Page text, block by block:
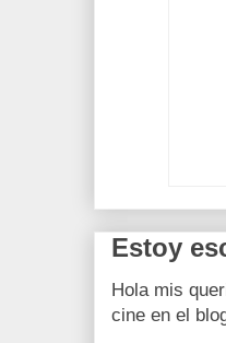
Estoy
Hola mis
cine en el